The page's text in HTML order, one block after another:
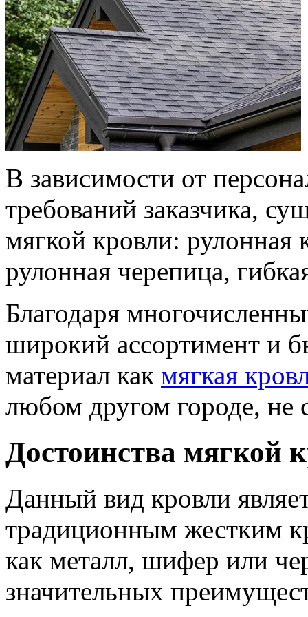
В зависимости от
требований заказчика,
мягкой кровли: рулонная
рулонная черепица,
Благодаря
широкий ассортимент и
материал как мягкая
любом другом городе, не
Достоинства мягкой
Данный вид кровли
традиционным жестким
как металл, шифер или
значительных